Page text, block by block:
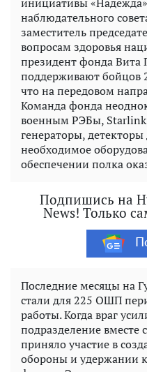
наблюдательного
заместитель
вопросам здоровья
президент фонда
поддерживают бойцов
что на передовом
Команда фонда
военным РЭБы,
генераторы,
необходимое
обеспечении полка
Подпишись на
News! Только
Последние месяцы на
стали для 225 ОШП
работы. Когда враг
подразделение
приняло участие в
обороны и удержании